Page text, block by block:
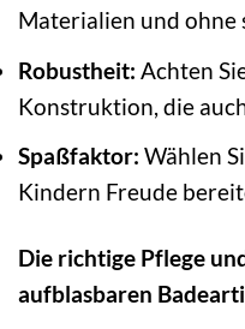
Materialien und ohne
Robustheit: Achten
Konstruktion, die
Spaßfaktor: Wählen
Kindern Freude
Die richtige Pflege
aufblasbaren